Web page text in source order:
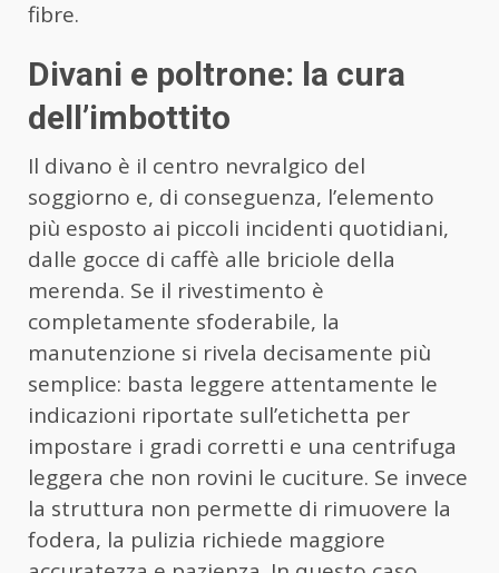
fibre.
Divani e poltrone: la cura
dell’imbottito
Il divano è il centro nevralgico del
soggiorno e, di conseguenza, l’elemento
più esposto ai piccoli incidenti quotidiani,
dalle gocce di caffè alle briciole della
merenda. Se il rivestimento è
completamente sfoderabile, la
manutenzione si rivela decisamente più
semplice: basta leggere attentamente le
indicazioni riportate sull’etichetta per
impostare i gradi corretti e una centrifuga
leggera che non rovini le cuciture. Se invece
la struttura non permette di rimuovere la
fodera, la pulizia richiede maggiore